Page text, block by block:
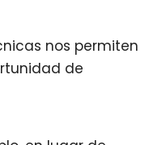
nos permiten
de